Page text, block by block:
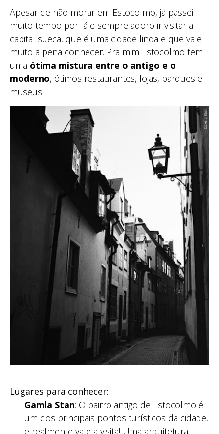
Apesar de não morar em Estocolmo, já passei
muito tempo por lá e sempre adoro ir visitar a
capital sueca, que é uma cidade linda e que vale
muito a pena conhecer. Pra mim Estocolmo tem
uma ótima mistura entre o antigo e o
moderno, ótimos restaurantes, lojas, parques e
museus.
Lugares para conhecer:
Gamla Stan: O bairro antigo de Estocolmo é
um dos principais pontos turísticos da cidade,
e realmente vale a visita! Uma arquitetura